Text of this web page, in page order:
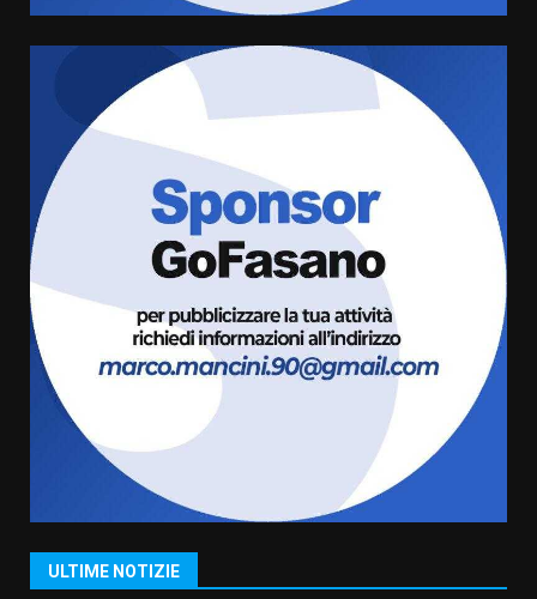
ULTIME NOTIZIE
Serie D, l’Us Fasano è escluso
dal campionato
5 Agosto 2026 17:30
Truffatori in azione nelle
frazioni fasanesi
5 Agosto 2026 11:03
Residenti di Savelletri scrivono
al Prefetto: “Noi cittadini di
serie B”
5 Agosto 2026 06:15
1
Carta d’identità: continua il piano
di aperture straordinarie del